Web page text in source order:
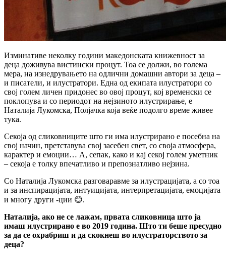
Изминативе неколку години македонската книжевност за
деца доживува вистински процут. Тоа се должи, во голема
мера, на изнедрувањето на одлични домашни автори за деца –
и писатели, и илустратори. Една од екипата илустратори со
свој голем личен придонес во овој процут, кој временски се
поклопува и со периодот на нејзиното илустрирање, е
Наталија Лукомска, Полјачка која веќе подолго време живее
тука.
Секоја од сликовниците што ги има илустрирано е посебна на
свој начин, претставува свој засебен свет, со своја атмосфера,
карактер и емоции… А, сепак, како и кај секој голем уметник
– секоја е толку впечатливо и препознатливо нејзина.
Со Наталија Лукомска разговаравме за илустрацијата, а со тоа
и за инспирацијата, интуицијата, интерпретацијата, емоцијата
и многу други -ции 😊.
Наталија, ако не се лажам, првата сликовница што ја
имаш илустрирано е во 2019 година. Што ти беше пресудно
за да се охрабриш и да скокнеш во илустраторството за
деца?